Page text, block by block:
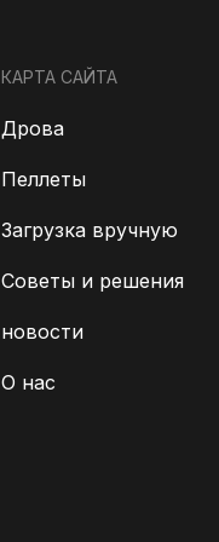
КАРТА САЙТА
Дрова
Пеллеты
Загрузка вручную
Советы и решения
новости
О нас